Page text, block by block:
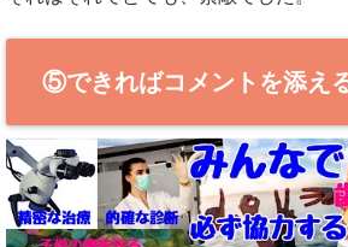
⑤できればコメントを添え